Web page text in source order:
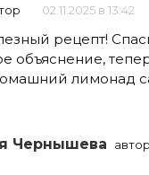
02.11.2025 в 13:42
рецепт!
объяснение,
лимонад
Чернышева автор